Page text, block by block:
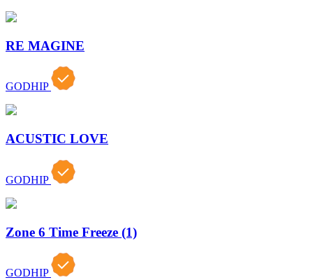
RE MAGINE
GODHIP
ACUSTIC LOVE
GODHIP
Zone 6 Time Freeze (1)
GODHIP